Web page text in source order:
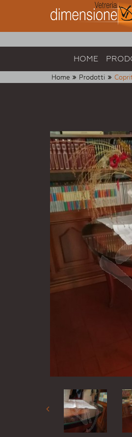
HOME
Home Prodotti